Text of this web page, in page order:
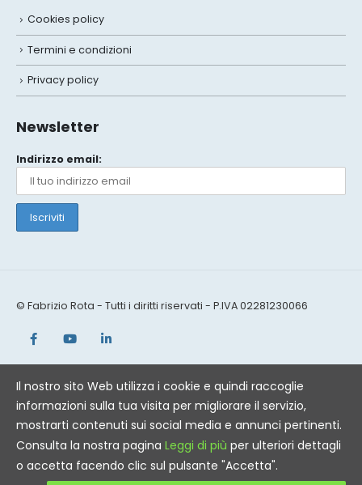
Cookies policy
Termini e condizioni
Privacy policy
Newsletter
Indirizzo email:
© Fabrizio Rota - Tutti i diritti riservati - P.IVA 02281230066
Il nostro sito Web utilizza i cookie e quindi raccoglie
informazioni sulla tua visita per migliorare il servizio,
mostrarti contenuti sui social media e annunci pertinenti.
Consulta la nostra pagina Leggi di più per ulteriori dettagli
o accetta facendo clic sul pulsante "Accetta".